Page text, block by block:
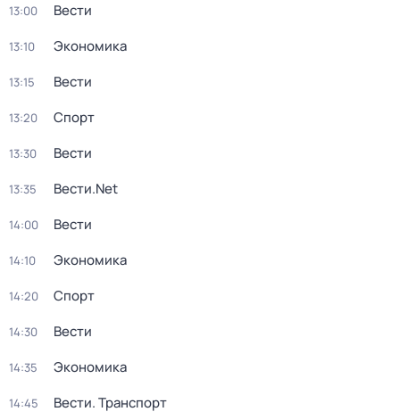
13:00 Вести
13:10 Экономика
13:15 Вести
13:20 Спорт
13:30 Вести
13:35 Вести.Net
14:00 Вести
14:10 Экономика
14:20 Спорт
14:30 Вести
14:35 Экономика
14:45 Вести. Транспорт